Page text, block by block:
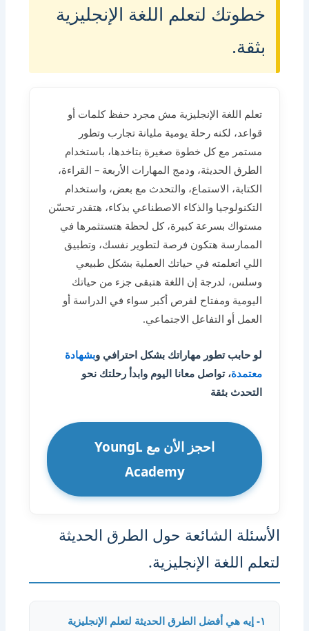
خطوتك لتعلم اللغة الإنجليزية
بثقة.
تعلم اللغة الإنجليزية مش مجرد حفظ كلمات أو
قواعد، لكنه رحلة يومية مليانة تجارب وتطور
مستمر مع كل خطوة صغيرة بتاخدها، باستخدام
الطرق الحديثة، ودمج المهارات الأربعة – القراءة،
الكتابة، الاستماع، والتحدث مع بعض، واستخدام
التكنولوجيا والذكاء الاصطناعي بذكاء، هتقدر تحسّن
مستواك بسرعة كبيرة، كل لحظة هتستثمرها في
الممارسة هتكون فرصة لتطوير نفسك، وتطبيق
اللي اتعلمته في حياتك العملية بشكل طبيعي
وسلس، لدرجة إن اللغة هتبقى جزء من حياتك
اليومية ومفتاح لفرص أكبر سواء في الدراسة أو
العمل أو التفاعل الاجتماعي.
لو حابب تطور مهاراتك بشكل احترافي وبشهادة
معتمدة، تواصل معانا اليوم وابدأ رحلتك نحو
التحدث بثقة
احجز الأن مع YoungL
Academy
الأسئلة الشائعة حول الطرق الحديثة
لتعلم اللغة الإنجليزية.
١- إيه هي أفضل الطرق الحديثة لتعلم الإنجليزية